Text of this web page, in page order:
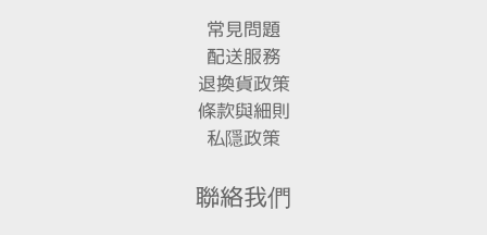
常見問題
配送服務
退換貨政策
條款與細則
私隱政策
聯絡我們